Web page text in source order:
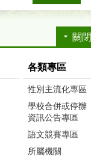
關閉
各類專區
性別主流化專區
學校合併或停辦
資訊公告專區
語文競賽專區
所屬機關